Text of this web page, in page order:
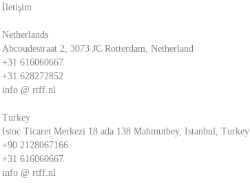
İletişim
Netherlands
Abcoudestraat 2, 3073 JC Rotterdam, Netherland
+31 616060667
+31 628272852
info @ rtff.nl
Turkey
Istoc Ticaret Merkezi 18 ada 138 Mahmutbey, Istanbul, Turkey
+90 2128067166
+31 616060667
info @ rtff.nl